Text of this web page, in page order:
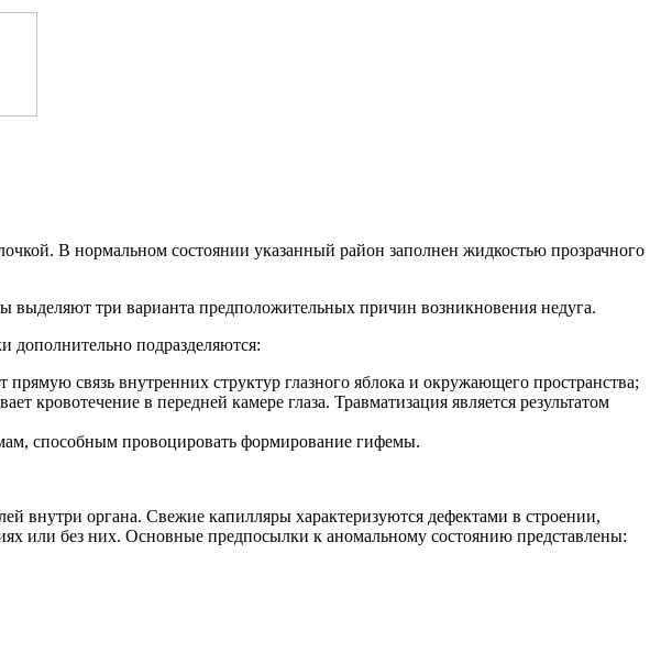
В нормальном состоянии указанный район заполнен жидкостью прозрачного
выделяют три варианта предположительных причин возникновения недуга.
дополнительно подразделяются:
связь внутренних структур глазного яблока и окружающего пространства;
в передней камере глаза. Травматизация является результатом
способным провоцировать формирование гифемы.
внутри органа. Свежие капилляры характеризуются дефектами в строении,
или без них. Основные предпосылки к аномальному состоянию представлены: